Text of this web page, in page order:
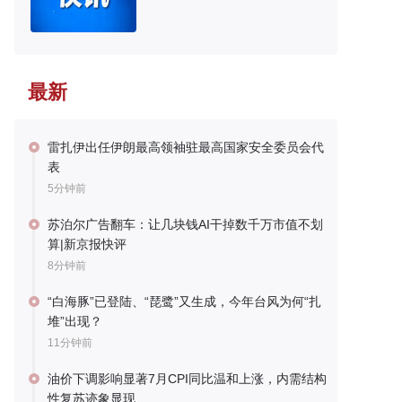
最新
雷扎伊出任伊朗最高领袖驻最高国家安全委员会代
表
5分钟前
苏泊尔广告翻车：让几块钱AI干掉数千万市值不划
算|新京报快评
8分钟前
“白海豚”已登陆、“琵鹭”又生成，今年台风为何“扎
堆”出现？
11分钟前
油价下调影响显著7月CPI同比温和上涨，内需结构
性复苏迹象显现